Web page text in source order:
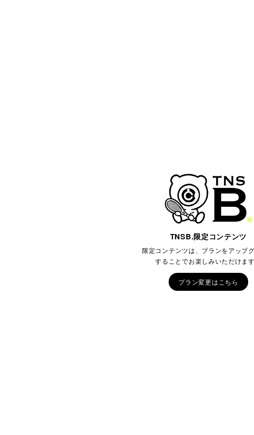
TNSB.限定コンテンツ
限定コンテンツは、プランをアップ
することでお楽しみいただけます
プラン変更はこちら